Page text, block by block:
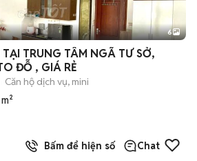
+2
6
TRUNG TÂM NGÃ TƯ SỞ,
ĐỖ , GIÁ RẺ
Căn hộ dịch vụ, mini
Bấm để hiện số Chat